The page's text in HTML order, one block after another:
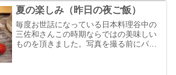
夏の楽しみ（昨日の夜ご飯）
毎度お世話になっている日本料理谷中の
三佐和さんこの時期ならではの美味しい
ものを頂きました。写真を撮る前にパク